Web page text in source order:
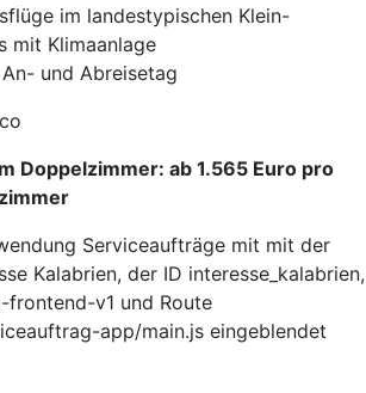
im landestypischen Klein-
mit Klimaanlage
und Abreisetag
Doppelzimmer: ab 1.565 Euro pro
Serviceaufträge mit mit der
Kalabrien, der ID interesse_kalabrien,
frontend-v1 und Route
app/main.js eingeblendet